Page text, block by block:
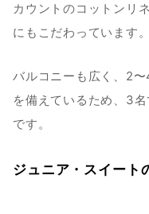
カウントのコットンリ
にもこだわっています。
バルコニーも広く、2
を備えているため、3
です。
ジュニア・スイート